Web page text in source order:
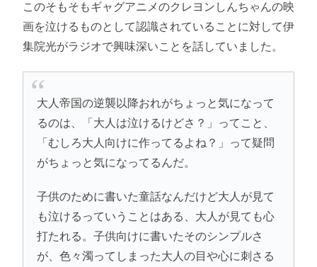
このそもそもギャグアニメのクレヨンしんちゃんの映
画を泣けるものとして認識されていることに対して伊
集院光がラジオで興味深いことを話していました。
大人帝国の逆襲以降おれがちょっと気になって
るのは、「大人は泣けるけどさ？」ってこと、
「むしろ大人向けに作ってるよね？」って疑問
がちょっと気になってるんだ。
子供のために書いた童話なんだけど大人が見て
も泣けるっていうことはある、大人が見ても心
打たれる。子供向けに書いたそのシンプルさ
が、色々濁ってしまった大人の目や心に刺さる